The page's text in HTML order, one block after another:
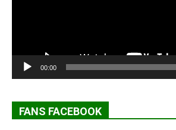
00:00
FANS FACEBOOK